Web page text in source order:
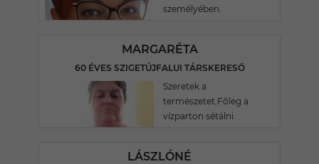
személyében.
MARGARÉTA
60 ÉVES SZIGETÚJFALUI TÁRSKERESŐ
Szeretek a
természetet.Főleg a
vízparton sétálni.
LÁSZLÓNÉ